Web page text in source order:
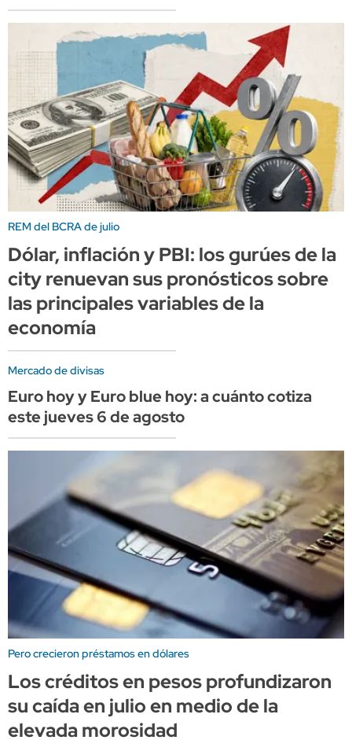
REM del BCRA de julio
Dólar, inflación y PBI: los gurúes de la
city renuevan sus pronósticos sobre
las principales variables de la
economía
Mercado de divisas
Euro hoy y Euro blue hoy: a cuánto cotiza
este jueves 6 de agosto
Pero crecieron préstamos en dólares
Los créditos en pesos profundizaron
su caída en julio en medio de la
elevada morosidad